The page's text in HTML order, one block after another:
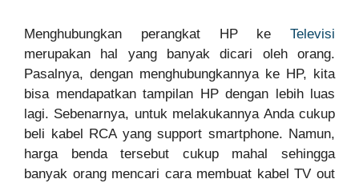
Menghubungkan perangkat HP ke Televisi
merupakan hal yang banyak dicari oleh orang.
Pasalnya, dengan menghubungkannya ke HP, kita
bisa mendapatkan tampilan HP dengan lebih luas
lagi. Sebenarnya, untuk melakukannya Anda cukup
beli kabel RCA yang support smartphone. Namun,
harga benda tersebut cukup mahal sehingga
banyak orang mencari cara membuat kabel TV out